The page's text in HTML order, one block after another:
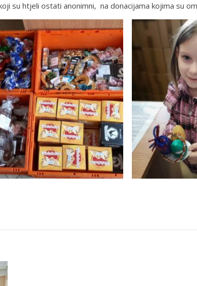
su htjeli ostati anonimni, na donacijama kojima su